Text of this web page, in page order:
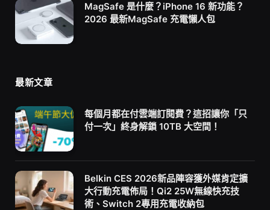
MagSafe 是什麼？iPhone 16 新功能？
2026 最新MagSafe 充電懶人包
最新文章
每個月都在付雲端訂閱費？這招讓你「只
付一次」終身解鎖 10TB 大空間！
Belkin CES 2026新品陣容獲外媒肯定擴
大行動充電佈局！Qi2 25W無線快充技
術、Switch 2專用充電收納包